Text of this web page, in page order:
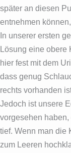
später an diesen
entnehmen
In unserer ersten
Lösung eine obere
hier fest mit dem
dass genug
rechts vorhanden
Jedoch ist unsere
vorgesehen
tief. Wenn man die
zum Leeren